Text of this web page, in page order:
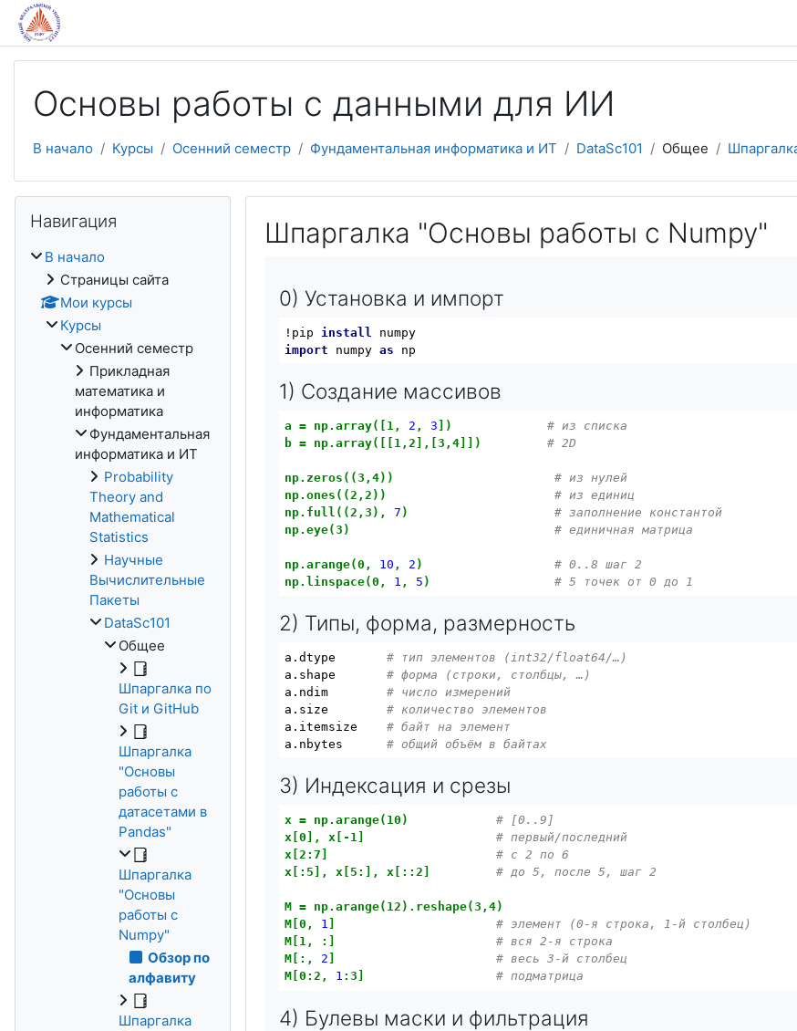
Перейти к основному содержанию
Основы работы с данными для ИИ
В начало Курсы Осенний семестр Фундаментальная информатика и ИТ DataSc101 Общее
Шпаргалка "Основы работы с Numpy"
0) Установка и импорт
!pip install
import numpy as
1) Создание массивов
a = np.array([1, 2 , 3 ])
# из списка
b = np.array([[1,2],[3,4]]) # 2D
np.zeros((3,4))
# из нулей
np.ones((2,2))
# из единиц
np.full((2,3),
7 )
# заполнение константой
np.eye(3)
# единичная матрица
np.arange(0, 10 , 2 )
# 0..8 шаг 2
np.linspace(0,
1 , 5 ) # 5 точек от 0 до 1
2) Типы, форма, размерность
a.dtype # тип элементов (int32/float64/…)
a.shape # форма (строки, столбцы, …)
a.ndim # число измерений
a.size # количество элементов
a.itemsize # байт на элемент
a.nbytes # общий объём в байтах
3) Индексация и срезы
x = np.arange(10)
# [0..9]
x[0],
x[-1]
# первый/последний
x[2:7]
# с 2 по 6
x[:5],
x[5:], x[::2] # до 5, после 5, шаг 2
M = np.arange(12).reshape(3,4)
M[0,
1
# элемент (0-я строка, 1-й столбец)
M[1,
:]
# вся 2-я строка
M[:,
2
# весь 3-й столбец
M[0:2,
1 :3] # подматрица
4) Булевы маски и фильтрация
Навигация
В начало
Страницы сайта
Мои курсы
Курсы
Осенний семестр
Прикладная
математика и
информатика
Фундаментальная
информатика и ИТ
Probability
Theory and
Mathematical
Statistics
Научные
Вычислительные
Пакеты
DataSc101
Общее
Шпаргалка по
Git и GitHub
Шпаргалка
"Основы
работы с
датасетами в
Pandas"
Шпаргалка
"Основы
работы с
Numpy"
Обзор по
алфавиту
Шпаргалка